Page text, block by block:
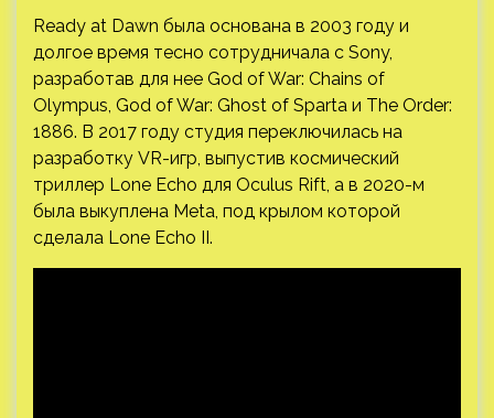
Ready at Dawn была основана в 2003 году и
долгое время тесно сотрудничала с Sony,
разработав для нее God of War: Chains of
Olympus, God of War: Ghost of Sparta и The Order:
1886. В 2017 году студия переключилась на
разработку VR-игр, выпустив космический
триллер Lone Echo для Oculus Rift, а в 2020-м
была выкуплена Meta, под крылом которой
сделала Lone Echo II.